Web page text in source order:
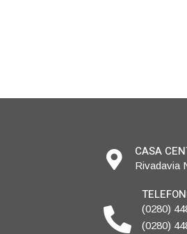
CASA
Rivadavia
(0280)
(0280)